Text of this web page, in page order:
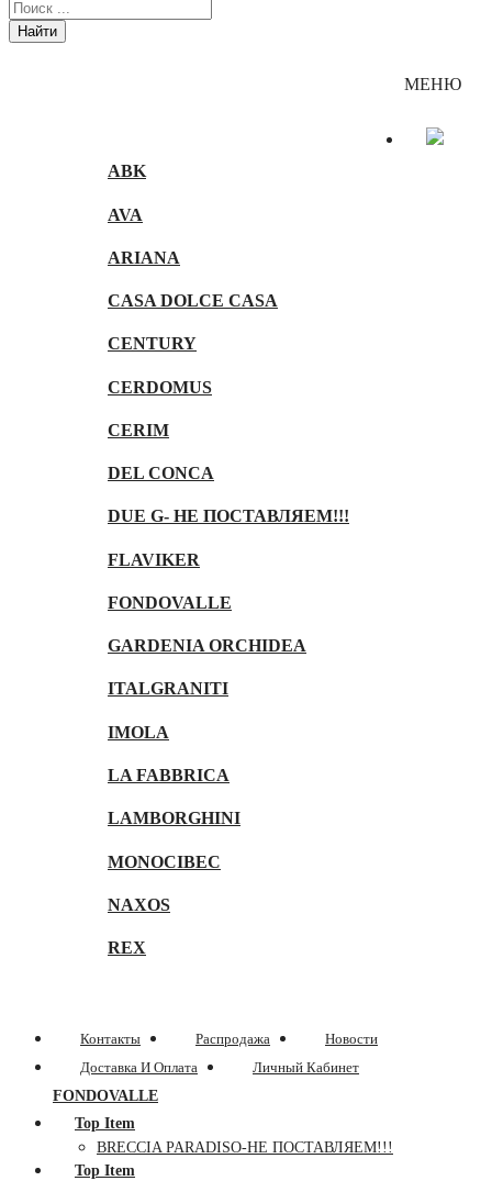
Найти
ABK
AVA
ARIANA
CASA DOLCE CASA
CENTURY
CERDOMUS
CERIM
DEL CONCA
DUE G- НЕ ПОСТАВЛЯЕМ!!!
FLAVIKER
FONDOVALLE
GARDENIA ORCHIDEA
ITALGRANITI
IMOLA
LA FABBRICA
LAMBORGHINI
MONOCIBEC
NAXOS
REX
Контакты Распродажа
Новости
Доставка И Оплата
Личный Кабинет
МЕНЮ
FONDOVALLE
Top Item
BRECCIA PARADISO-НЕ ПОСТАВЛЯЕМ!!!
Top Item